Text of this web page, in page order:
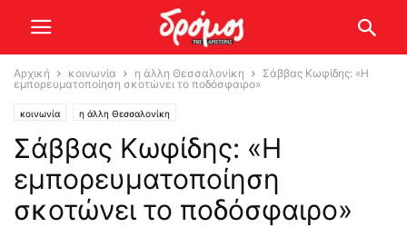
Αρχική κοινωνία η άλλη Θεσσαλονίκη
Σάββας Κωφίδης: «Η
εμπορευματοποίηση σκοτώνει το ποδόσφαιρο»
κοινωνία η άλλη Θεσσαλονίκη
Σάββας Κωφίδης: «Η
εμπορευματοποίηση
σκοτώνει το ποδόσφαιρο»